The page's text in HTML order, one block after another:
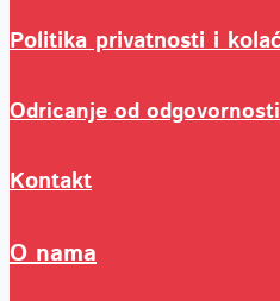
Politika privatnosti i
Odricanje od
Kontakt
O nama